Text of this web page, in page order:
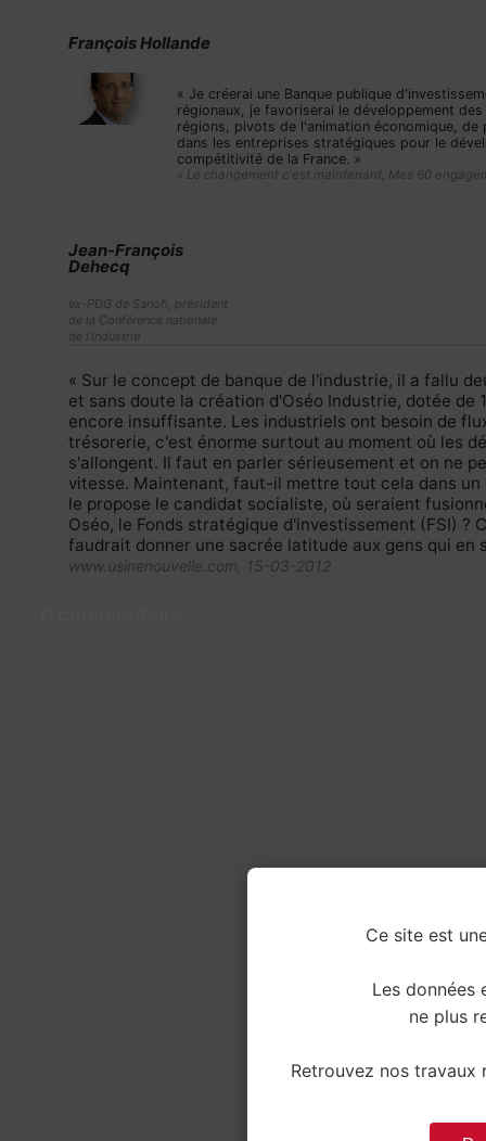
François Hollande
« Je créerai une Banque publique
régionaux, je favoriserai le développement
régions, pivots de l'animation économique,
dans les entreprises stratégiques pour le
compétitivité de la France. »
« Le changement c'est maintenant, Mes 60
Jean-François
Dehecq
ex-PDG de Sanofi, président
de la Conférence nationale
de l'industrie
« Sur le concept de banque de l'industrie, il a fallu
et sans doute la création d'Oséo Industrie, dotée de
encore insuffisante. Les industriels ont besoin de
trésorerie, c'est énorme surtout au moment où les
s'allongent. Il faut en parler sérieusement et on ne
vitesse. Maintenant, faut-il mettre tout cela dans un
le propose le candidat socialiste, où seraient
Oséo, le Fonds stratégique d'investissement (FSI) ?
faudrait donner une sacrée latitude aux gens qui en
www.usinenouvelle.com, 15-03-2012
Ce site est
Les données
ne plus
Retrouvez nos